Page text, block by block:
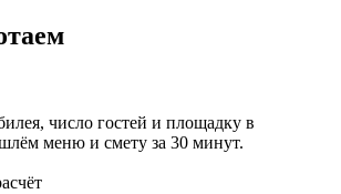
число гостей и площадку в
меню и смету за 30 минут.